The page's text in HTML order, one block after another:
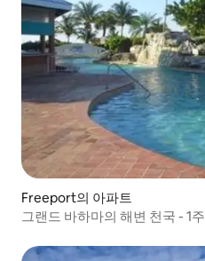
Freeport의 아파트
그랜드 바하마의 해변 천국 - 1주